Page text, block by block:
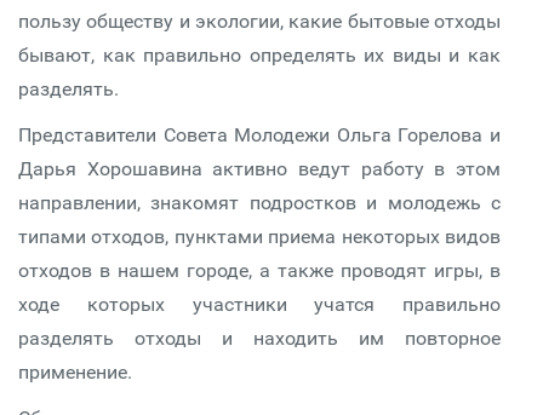
пользу обществу и экологии, какие бытовые отходы
бывают, как правильно определять их виды и как
разделять.
Представители Совета Молодежи Ольга Горелова и
Дарья Хорошавина активно ведут работу в этом
направлении, знакомят подростков и молодежь с
типами отходов, пунктами приема некоторых видов
отходов в нашем городе, а также проводят игры, в
ходе которых участники учатся правильно
разделять отходы и находить им повторное
применение.